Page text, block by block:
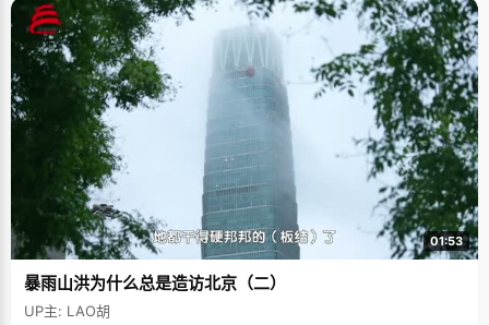
01:53
暴雨山洪为什么总是造访北京（二）
UP主: LAO胡